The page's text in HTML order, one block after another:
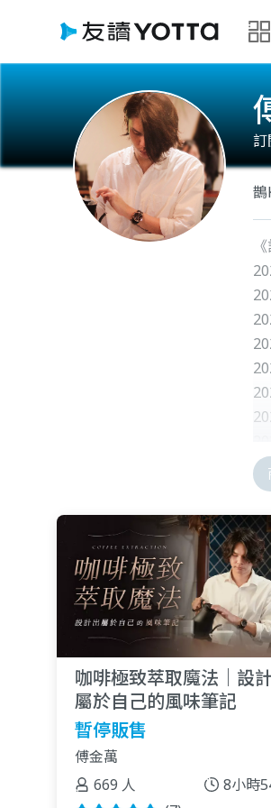
訂
鵲
《
咖啡極致萃取魔法｜設
屬於自己的風味筆記
暫停販售
傅金萬
669 人
8小時